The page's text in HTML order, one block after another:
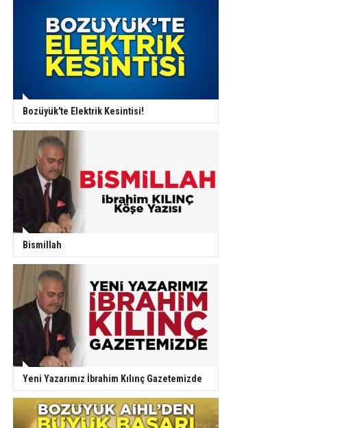
Bozüyük'te Elektrik Kesintisi!
Bismillah
Yeni Yazarımız İbrahim Kılınç Gazetemizde